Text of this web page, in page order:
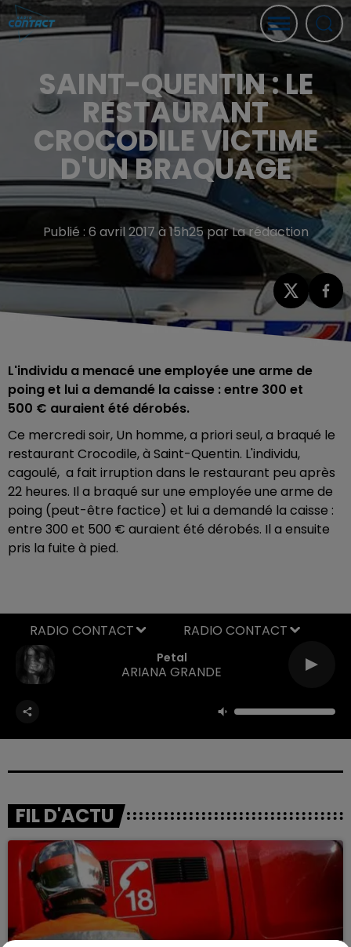
SAINT-QUENTIN : LE
RESTAURANT
CROCODILE VICTIME
D'UN BRAQUAGE
Publié : 6 avril 2017 à 15h25 par La rédaction
L'individu a menacé une employée une arme de
poing et lui a demandé la caisse : entre 300 et
500 € auraient été dérobés.
Ce mercredi soir, Un homme, a priori seul, a braqué le
restaurant Crocodile, à Saint-Quentin. L'individu,
cagoulé, a fait irruption dans le restaurant peu après
22 heures. Il a braqué sur une employée une arme de
poing (peut-être factice) et lui a demandé la caisse :
entre 300 et 500 € auraient été dérobés. Il a ensuite
pris la fuite à pied.
Petal
ARIANA GRANDE
RADIO CONTACT
FIL D'ACTU